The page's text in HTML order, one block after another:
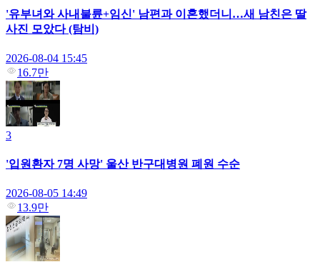
'유부녀와 사내불륜+임신' 남편과 이혼했더니…새 남친은 딸
사진 모았다 (탐비)
2026-08-04 15:45
16.7만
3
'입원환자 7명 사망' 울산 반구대병원 폐원 수순
2026-08-05 14:49
13.9만